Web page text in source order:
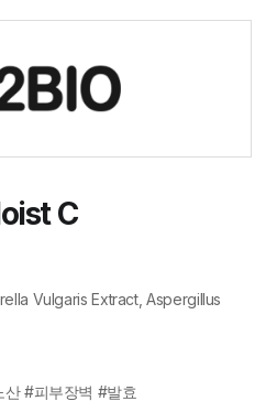
C
Vulgaris Extract, Aspergillus
#피부장벽 #발효